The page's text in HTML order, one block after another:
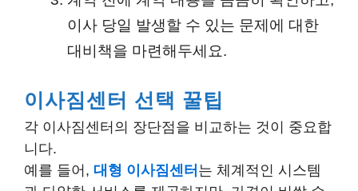
이사 당일 발생할 수 있는 문제에 대한
대비책을 마련해두세요.
이사짐센터 선택 꿀팁
각 이사짐센터의 장단점을 비교하는 것이 중요합
니다.
예를 들어, 대형 이사짐센터 는 체계적인 시스템